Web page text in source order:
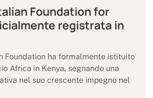
Foundation for
registrata in
Foundation ha formalmente istituito
Africa in Kenya, segnando una
nel suo crescente impegno nel